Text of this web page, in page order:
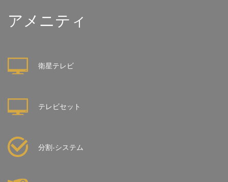
アメニティ
衛星テレビ
テレビセット
分割-システム